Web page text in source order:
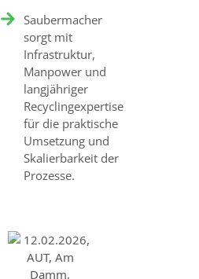
Saubermacher
sorgt mit
Infrastruktur,
Manpower und
langjähriger
Recyclingexpertise
für die praktische
Umsetzung und
Skalierbarkeit der
Prozesse.